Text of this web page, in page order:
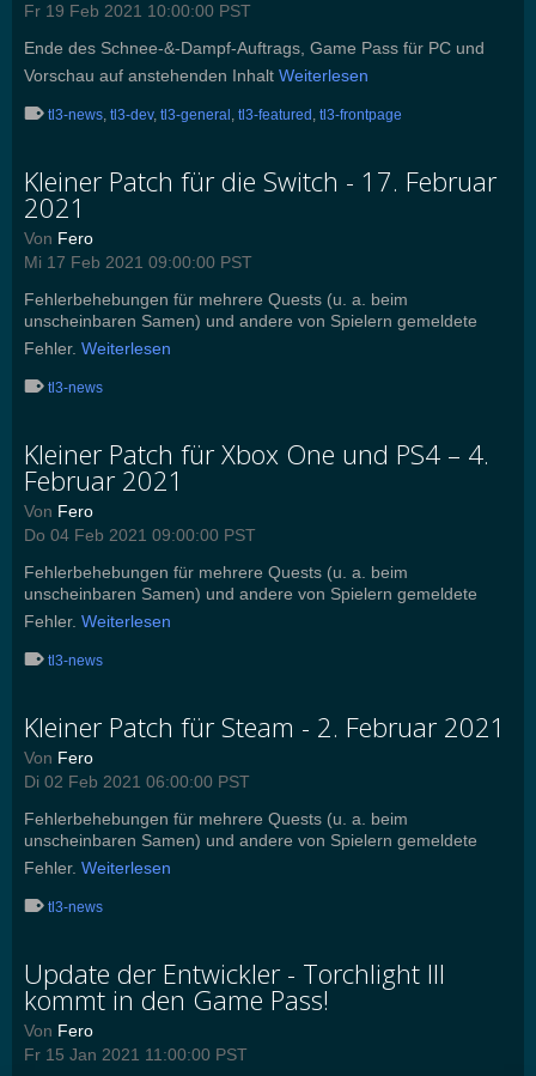
Fr 19 Feb 2021 10:00:00 PST
Ende des Schnee-&-Dampf-Auftrags, Game Pass für PC und
Vorschau auf anstehenden Inhalt Weiterlesen
tl3-news, tl3-dev, tl3-general , tl3-featured , tl3-frontpage
Kleiner Patch für die Switch - 17. Februar
2021
Von Fero
Mi 17 Feb 2021 09:00:00 PST
Fehlerbehebungen für mehrere Quests (u. a. beim
unscheinbaren Samen) und andere von Spielern gemeldete
Fehler. Weiterlesen
tl3-news
Kleiner Patch für Xbox One und PS4 – 4.
Februar 2021
Von Fero
Do 04 Feb 2021 09:00:00 PST
Fehlerbehebungen für mehrere Quests (u. a. beim
unscheinbaren Samen) und andere von Spielern gemeldete
Fehler. Weiterlesen
tl3-news
Kleiner Patch für Steam - 2. Februar 2021
Von Fero
Di 02 Feb 2021 06:00:00 PST
Fehlerbehebungen für mehrere Quests (u. a. beim
unscheinbaren Samen) und andere von Spielern gemeldete
Fehler. Weiterlesen
tl3-news
Update der Entwickler - Torchlight III
kommt in den Game Pass!
Von Fero
Fr 15 Jan 2021 11:00:00 PST